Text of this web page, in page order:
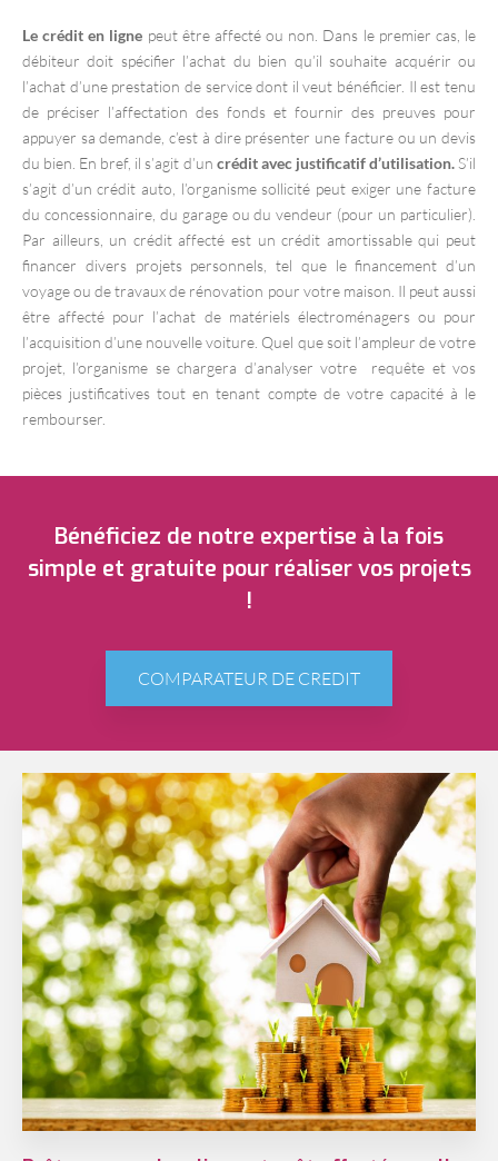
Le crédit en ligne peut être affecté ou non. Dans le premier cas, le
débiteur doit spécifier l’achat du bien qu’il souhaite acquérir ou
l’achat d’une prestation de service dont il veut bénéficier. Il est tenu
de préciser l’affectation des fonds et fournir des preuves pour
appuyer sa demande, c’est à dire présenter une facture ou un devis
du bien. En bref, il s’agit d’un crédit avec justificatif d’utilisation.S’il
s’agit d’un crédit auto, l’organisme sollicité peut exiger une facture
du concessionnaire, du garage ou du vendeur (pour un particulier).
Par ailleurs, un crédit affecté est un crédit amortissable qui peut
financer divers projets personnels, tel que le financement d’un
voyage ou de travaux de rénovation pour votre maison. Il peut aussi
être affecté pour l’achat de matériels électroménagers ou pour
l’acquisition d’une nouvelle voiture. Quel que soit l’ampleur de votre
projet, l’organisme se chargera d’analyser votre requête et vos
pièces justificatives tout en tenant compte de votre capacité à le
rembourser.
Bénéficiez de notre expertise à la fois
simple et gratuite pour réaliser vos projets
!
COMPARATEUR DE CREDIT